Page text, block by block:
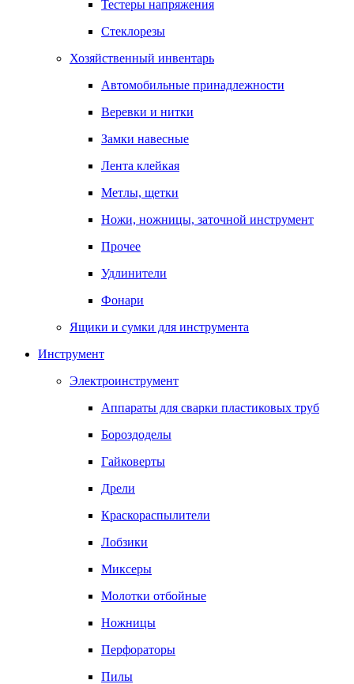
Тестеры напряжения
Стеклорезы
Хозяйственный инвентарь
Автомобильные принадлежности
Веревки и нитки
Замки навесные
Лента клейкая
Метлы, щетки
Ножи, ножницы, заточной инструмент
Прочее
Удлинители
Фонари
Ящики и сумки для инструмента
Инструмент
Электроинструмент
Аппараты для сварки пластиковых труб
Бороздоделы
Гайковерты
Дрели
Краскораспылители
Лобзики
Миксеры
Молотки отбойные
Ножницы
Перфораторы
Пилы